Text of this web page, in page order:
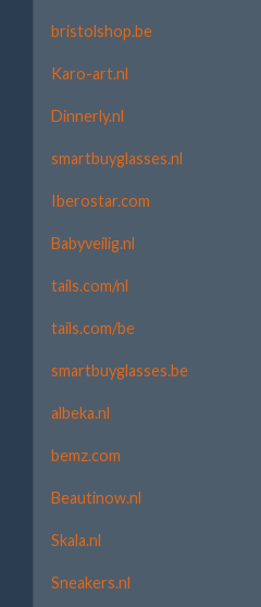
bristolshop.be
Karo-art.nl
Dinnerly.nl
smartbuyglasses.nl
Iberostar.com
Babyveilig.nl
tails.com/nl
tails.com/be
smartbuyglasses.be
albeka.nl
bemz.com
Beautinow.nl
Skala.nl
Sneakers.nl